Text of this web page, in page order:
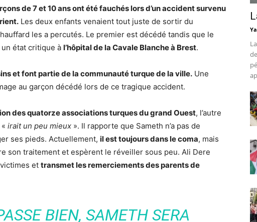
de 7 et 10 ans ont été fauchés lors d’un accident survenu
Les deux enfants venaient tout juste de sortir du
les a percutés. Le premier est décédé tandis que le
état critique à l’hôpital de la Cavale Blanche à Brest.
et font partie de la communauté turque de la ville. Une
au garçon décédé lors de ce tragique accident.
des quatorze associations turques du grand Ouest, l’autre
irait un peu mieux ». Il rapporte que Sameth n’a pas de
ses pieds. Actuellement, il est toujours dans le coma, mais
son traitement et espèrent le réveiller sous peu. Ali Dere
et transmet les remerciements des parents de
BIEN, SAMETH SERA